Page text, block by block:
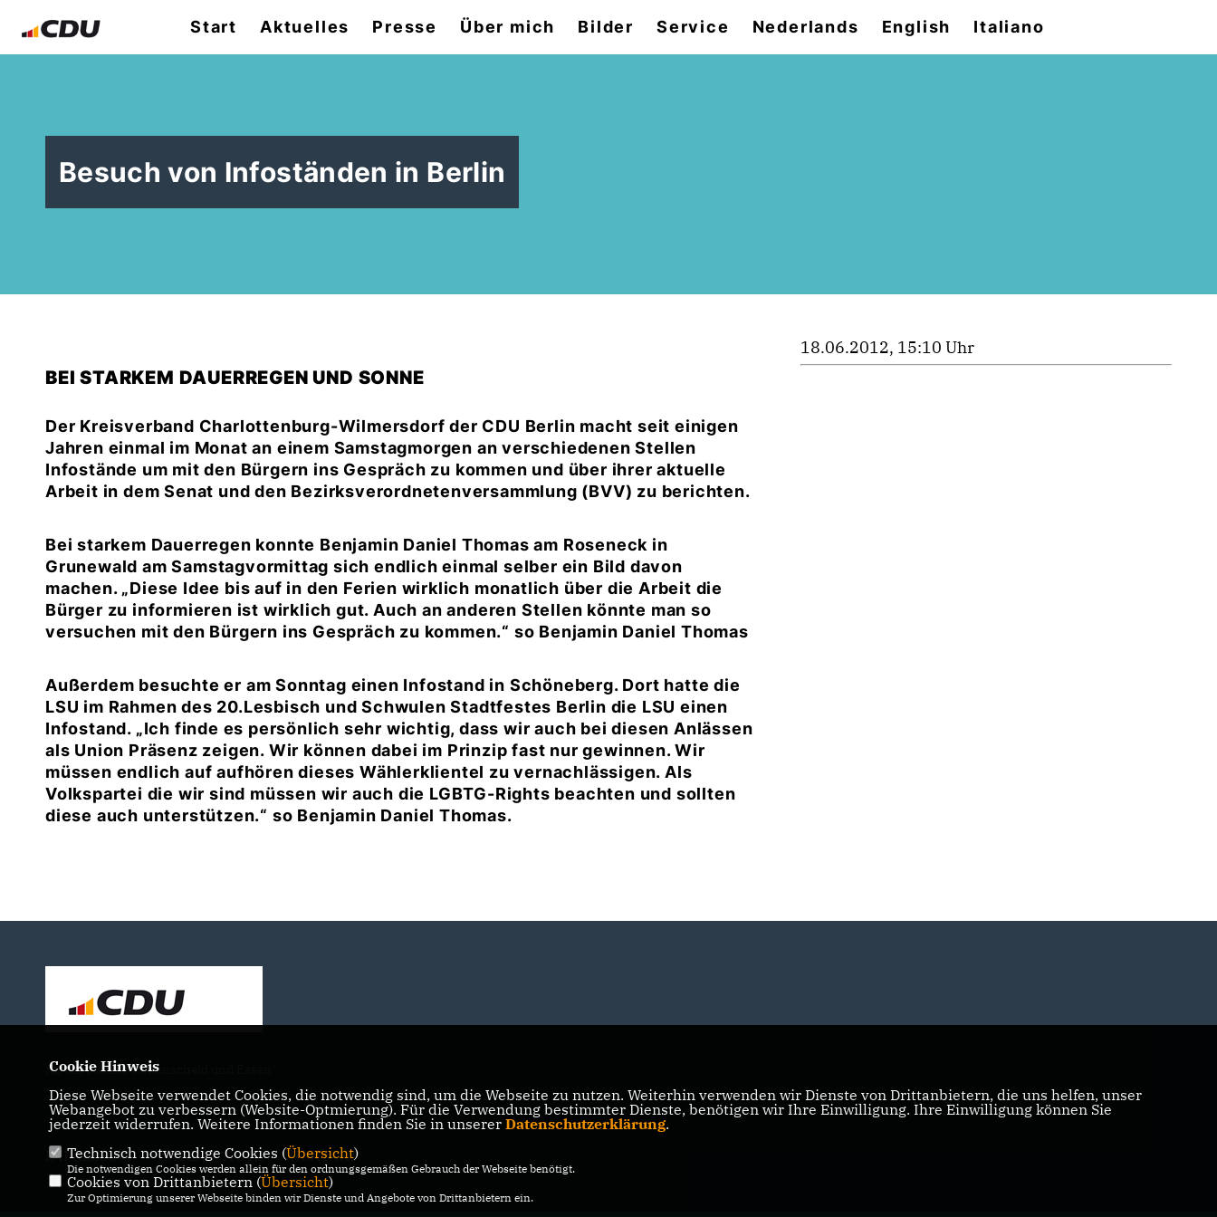
Start Aktuelles Presse Über mich Bilder Service Nederlands English Italiano
Besuch von Infoständen in Berlin
BEI STARKEM DAUERREGEN UND SONNE
Der Kreisverband Charlottenburg-Wilmersdorf der CDU Berlin macht seit einigen
Jahren einmal im Monat an einem Samstagmorgen an verschiedenen Stellen
Infostände um mit den Bürgern ins Gespräch zu kommen und über ihrer aktuelle
Arbeit in dem Senat und den Bezirksverordnetenversammlung (BVV) zu berichten.
Bei starkem Dauerregen konnte Benjamin Daniel Thomas am Roseneck in
Grunewald am Samstagvormittag sich endlich einmal selber ein Bild davon
machen. „Diese Idee bis auf in den Ferien wirklich monatlich über die Arbeit die
Bürger zu informieren ist wirklich gut. Auch an anderen Stellen könnte man so
versuchen mit den Bürgern ins Gespräch zu kommen.“ so Benjamin Daniel Thomas
Außerdem besuchte er am Sonntag einen Infostand in Schöneberg. Dort hatte die
LSU im Rahmen des 20.Lesbisch und Schwulen Stadtfestes Berlin die LSU einen
Infostand. „Ich finde es persönlich sehr wichtig, dass wir auch bei diesen Anlässen
als Union Präsenz zeigen. Wir können dabei im Prinzip fast nur gewinnen. Wir
müssen endlich auf aufhören dieses Wählerklientel zu vernachlässigen. Als
Volkspartei die wir sind müssen wir auch die LGBTG-Rights beachten und sollten
diese auch unterstützen.“ so Benjamin Daniel Thomas.
18.06.2012, 15:10 Uhr
für ein starkes Rüttenscheid und Essen
IMPRESSUM DATENSCHUTZ KONTAKT
Cookie Hinweis
Diese Webseite verwendet Cookies, die notwendig sind, um die Webseite zu nutzen. Weiterhin verwenden wir Dienste von Drittanbietern, die uns helfen, unser
Webangebot zu verbessern (Website-Optmierung). Für die Verwendung bestimmter Dienste, benötigen wir Ihre Einwilligung. Ihre Einwilligung können Sie
jederzeit widerrufen. Weitere Informationen finden Sie in unserer Datenschutzerklärung.
Technisch notwendige Cookies (Übersicht)
Die notwendigen Cookies werden allein für den ordnungsgemäßen Gebrauch der Webseite benötigt.
Cookies von Drittanbietern (Übersicht)
Zur Optimierung unserer Webseite binden wir Dienste und Angebote von Drittanbietern ein.